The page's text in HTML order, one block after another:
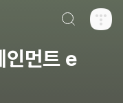
인먼트 e